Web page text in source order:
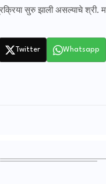
सुरु झाली असल्याचे श्री.
Twitter Whatsapp